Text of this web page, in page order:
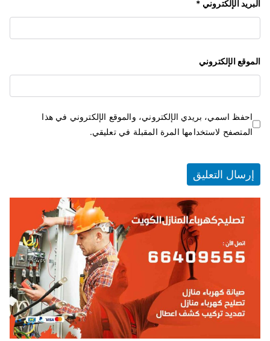
البريد الإلكتروني *
الموقع الإلكتروني
احفظ اسمي، بريدي الإلكتروني، والموقع الإلكتروني في هذا
المتصفح لاستخدامها المرة المقبلة في تعليقي.